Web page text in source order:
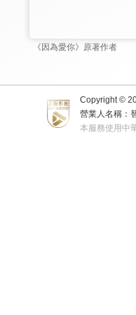
《因為愛你》原著作者
Copyright ©
營業人名稱：
本服務使用中